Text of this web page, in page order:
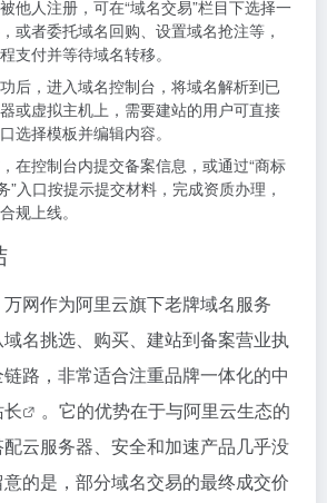
他人注册，可在“域名交易”栏目下选择一
或者委托域名回购、设置域名抢注等，
支付并等待域名转移。
后，进入域名控制台，将域名解析到已
或虚拟主机上，需要建站的用户可直接
选择模板并编辑内容。
在控制台内提交备案信息，或通过“商标
”入口按提示提交材料，完成资质办理，
规上线。
网作为阿里云旗下老牌域名服务
名挑选、购买、建站到备案营业执
路，非常适合注重品牌一体化的中
。它的优势在于与阿里云生态的
云服务器、安全和加速产品几乎没
的是，部分域名交易的最终成交价